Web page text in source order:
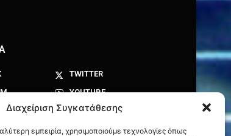
Διαχείριση Συγκατάθεσης
εμπειρία, χρησιμοποιούμε τεχνολογίες όπως
TWITTER
YOUTUBE